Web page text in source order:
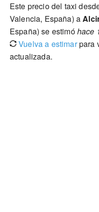
Este precio del taxi
Valencia, España) a
España) se estimóhace
Vuelva a estimarpara
actualizada.